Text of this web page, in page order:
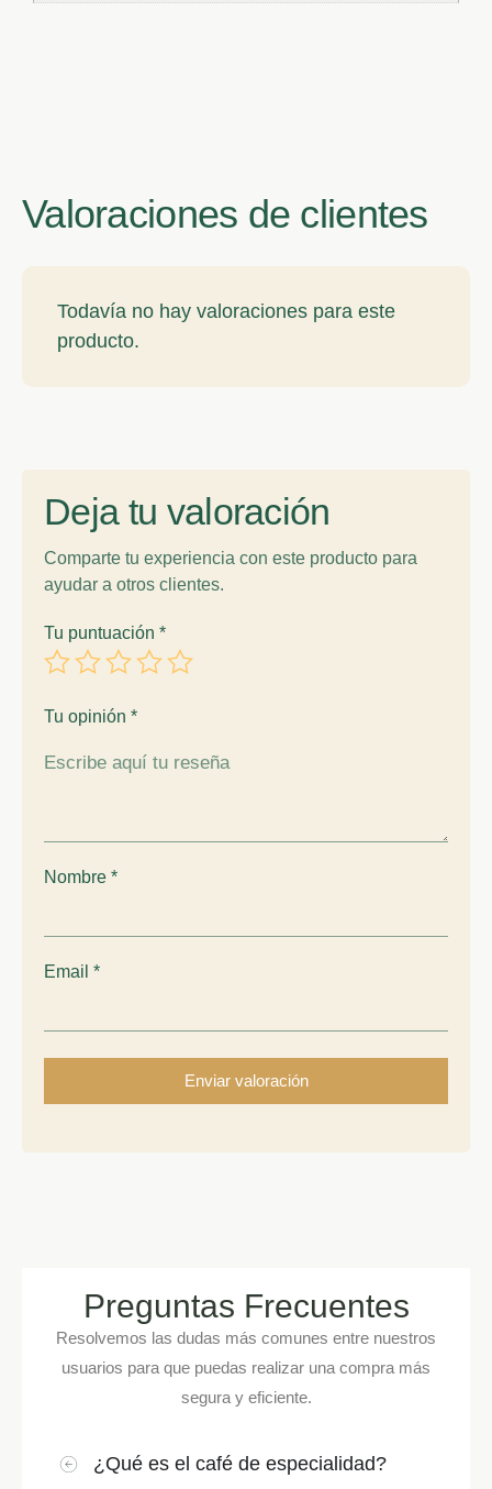
Valoraciones de clientes
Todavía no hay valoraciones para este
producto.
Deja tu valoración
Comparte tu experiencia con este producto para
ayudar a otros clientes.
Tu puntuación *
Tu opinión *
Nombre *
Email *
Preguntas Frecuentes
Resolvemos las dudas más comunes entre nuestros
usuarios para que puedas realizar una compra más
segura y eficiente.
¿Qué es el café de especialidad?